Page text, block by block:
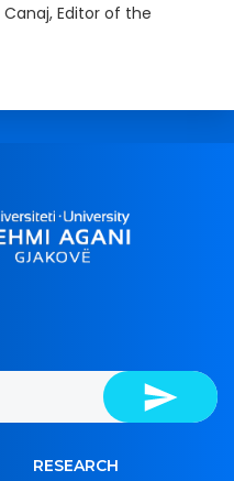
Canaj, Editor of the
RESEARCH